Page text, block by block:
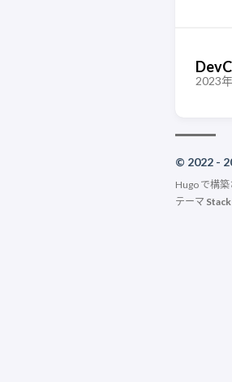
2023
© 2022 -
Hugoで構築
テーマ Stack